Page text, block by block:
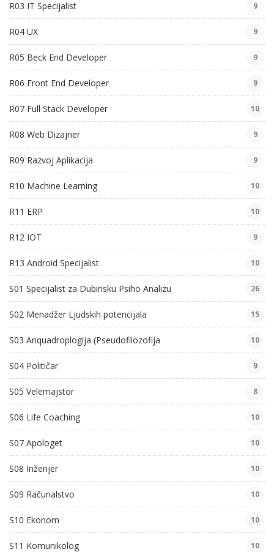
R03 IT Specijalist 9
R04 UX 9
R05 Beck End Developer 9
R06 Front End Developer 9
R07 Full Stack Developer 10
R08 Web Dizajner 9
R09 Razvoj Aplikacija 9
R10 Machine Learning 10
R11 ERP 10
R12 IOT 9
R13 Android Specijalist 10
S01 Specijalist za Dubinsku Psiho Analizu 26
S02 Menadžer Ljudskih potencijala 15
S03 Anquadroplogija (Pseudofilozofija 10
S04 Političar 9
S05 Velemajstor 8
S06 Life Coaching 10
S07 Apologet 10
S08 Inženjer 10
S09 Računalstvo 10
S10 Ekonom 10
S11 Komunikolog 10